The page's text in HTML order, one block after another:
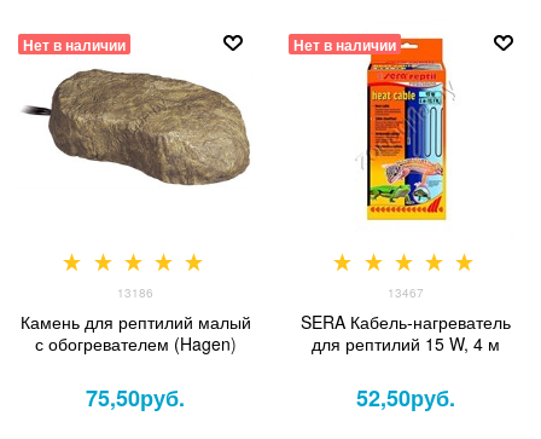
Нет в наличии
13186
Камень для рептилий малый
с обогревателем (Hagen)
75,50руб.
Нет в наличии
13467
SERA Кабель-нагреватель
для рептилий 15 W, 4 м
52,50руб.